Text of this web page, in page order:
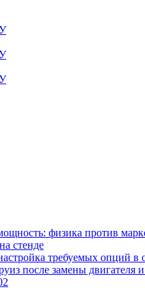
физика против
стенде
требуемых опций в
после замены двигателя